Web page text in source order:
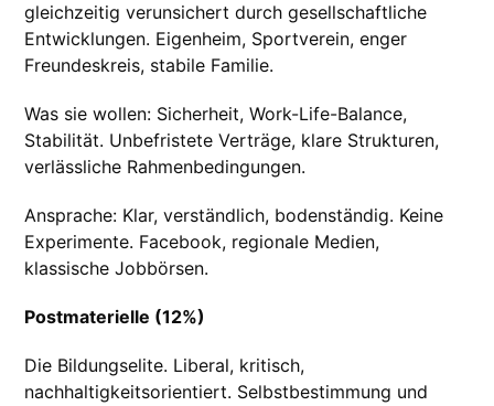
gleichzeitig verunsichert durch gesellschaftliche
Entwicklungen. Eigenheim, Sportverein, enger
Freundeskreis, stabile Familie.
Was sie wollen: Sicherheit, Work-Life-Balance,
Stabilität. Unbefristete Verträge, klare Strukturen,
verlässliche Rahmenbedingungen.
Ansprache: Klar, verständlich, bodenständig. Keine
Experimente. Facebook, regionale Medien,
klassische Jobbörsen.
Postmaterielle (12%)
Die Bildungselite. Liberal, kritisch,
nachhaltigkeitsorientiert. Selbstbestimmung und